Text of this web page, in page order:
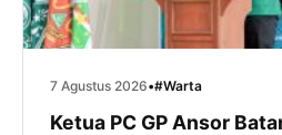
7 Agustus 2026•#Warta
Ketua PC GP Ansor